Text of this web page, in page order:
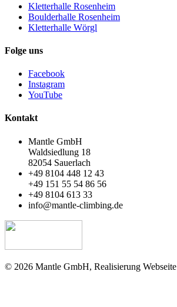
Kletterhalle Rosenheim
Boulderhalle Rosenheim
Kletterhalle Wörgl
Folge uns
Facebook
Instagram
YouTube
Kontakt
Mantle GmbH
Waldsiedlung 18
82054 Sauerlach
+49 8104 448 12 43
+49 151 55 54 86 56
+49 8104 613 33
info@mantle-climbing.de
© 2026 Mantle GmbH, Realisierung Webseite